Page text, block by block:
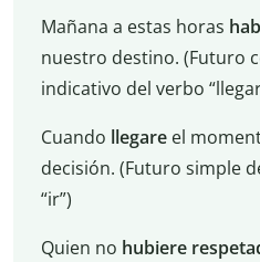
Mañana a estas horas
nuestro destino. (Futuro
indicativo del verbo
Cuando llegareel
decisión. (Futuro simple
“ir”)
Quien no hubiere